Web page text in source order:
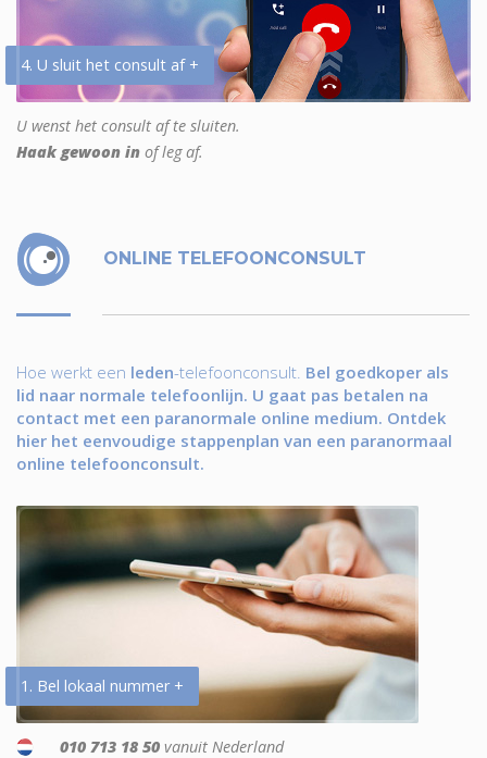
4. U sluit het consult af +
U wenst het consult af te sluiten.
Haak gewoon in of leg af.
ONLINE TELEFOONCONSULT
Hoe werkt een leden-telefoonconsult. Bel goedkoper als
lid naar normale telefoonlijn. U gaat pas betalen na
contact met een paranormale online medium. Ontdek
hier het eenvoudige stappenplan van een paranormaal
online telefoonconsult.
1. Bel lokaal nummer +
010 713 18 50 vanuit Nederland